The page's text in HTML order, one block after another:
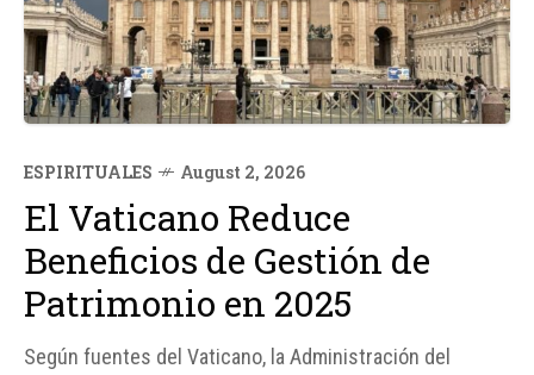
ESPIRITUALES August 2, 2026
El Vaticano Reduce
Beneficios de Gestión de
Patrimonio en 2025
Según fuentes del Vaticano, la Administración del